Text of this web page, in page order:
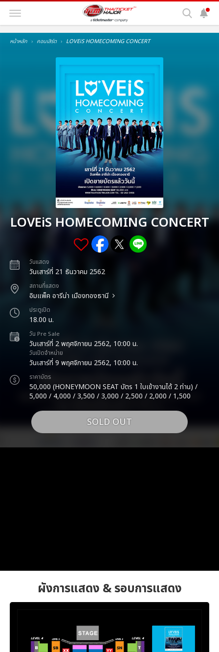
หน้าหลัก คอนเสิร์ต LOVEiS HOMECOMING CONCERT
LOVEiS HOMECOMING CONCERT
วันแสดง
วันเสาร์ที่ 21 ธันวาคม 2562
สถานที่แสดง
อิมแพ็ค อารีน่า เมืองทองธานี
ประตูเปิด
18.00 น.
วัน Pre Sale
วันเสาร์ที่ 2 พฤศจิกายน 2562, 10:00 น.
วันเปิดจำหน่าย
วันเสาร์ที่ 9 พฤศจิกายน 2562, 10:00 น.
ราคาบัตร
50,000 (HONEYMOON SEAT บัตร 1 ใบเข้างานได้ 2 ท่าน) /
5,000 / 4,000 / 3,500 / 3,000 / 2,500 / 2,000 / 1,500
SOLD OUT
ผังการแสดง & รอบการแสดง